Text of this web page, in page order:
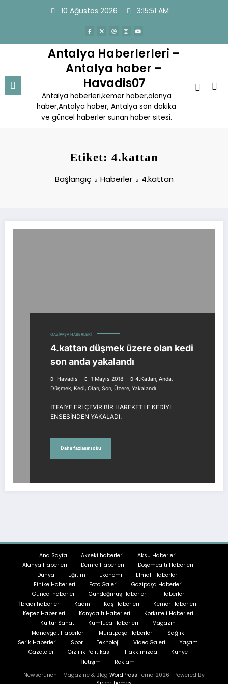
10 Ağustos 2026 3:15:51 AM
Antalya Haberlerleri –
Antalya haber –
Havadis07
Antalya haberleri,kemer haber,alanya
haber,Antalya haber, Antalya son dakika
ve güncel haberler sunan haber sitesi.
Etiket: 4.kattan
Başlangıç Haberler 4.kattan
GAZIPAŞA HABERLERI
4.kattan düşmek üzere olan kedi
son anda yakalandı
Havadis 1 Mayıs 2018 4.kattan, Anda,
Düşmek, Kedi, Olan, Son, Üzere, Yakalandı
İTFAİYE ERİ ÇEVİR BİR HAREKETLE KEDİYİ
ENSESİNDEN YAKALADI.
Daha fazlasını oku
Ana Sayfa Akseki haberleri
Aksu Haberleri
Alanya Haberleri
Demre Haberleri
Döşemealtı Haberleri
Dünya
Eğitim Ekonomi
Elmalı Haberleri
Finike Haberleri
Foto Galeri
Gazipaşa Haberleri
Güncel haberler
Gündoğmuş Haberleri
Haberler
İbradi haberleri
Kadın Kaş Haberleri
Kemer Haberleri
Kepez Haberleri
Konyaaltı Haberleri
Korkuteli Haberleri
Kültür Sanat
Kumluca Haberleri
Magazin
Manavgat Haberleri
Muratpaşa Haberleri
Sağlık
Serik Haberleri
Spor Teknoloji Video Galeri
Yaşam
Gazeteler
Gizlilik Politikası Hakkımızda
Künye
İletişim
Reklam
Newscrunch - Magazine & Blog WordPress Tema 2026 | Powered By